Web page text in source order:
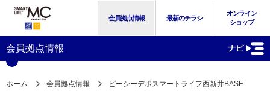
会員拠点情報 最新のチラシ
オンライン
ショップ
会員拠点情報
ホーム 会員拠点情報 ピーシーデポスマートライフ西新井BASE